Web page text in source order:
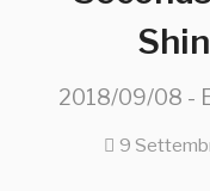
2018/09/08 -
9